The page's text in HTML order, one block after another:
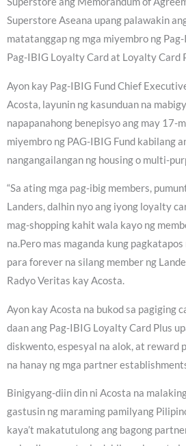
Superstore Aseana upang palawakin
matatanggap ng mga miyembro ng
Pag-IBIG Loyalty Card at Loyalty Card
Ayon kay Pag-IBIG Fund Chief
Acosta, layunin ng kasunduan na
napapanahong benepisyo ang may 17-
miyembro ng PAG-IBIG Fund kabilang
nangangailangan ng housing o multi-
“Sa ating mga pag-ibig members,
Landers, dalhin nyo ang iyong loyalty
mag-shopping kahit wala kayo ng
na.Pero mas maganda kung
para forever na silang member ng
Radyo Veritas kay Acosta.
Ayon kay Acosta na bukod sa pagiging
daan ang Pag-IBIG Loyalty Card Plus
diskwento, espesyal na alok, at reward
na hanay ng mga partner
Binigyang-diin din ni Acosta na
gastusin ng maraming pamilyang
kaya’t makatutulong ang bagong